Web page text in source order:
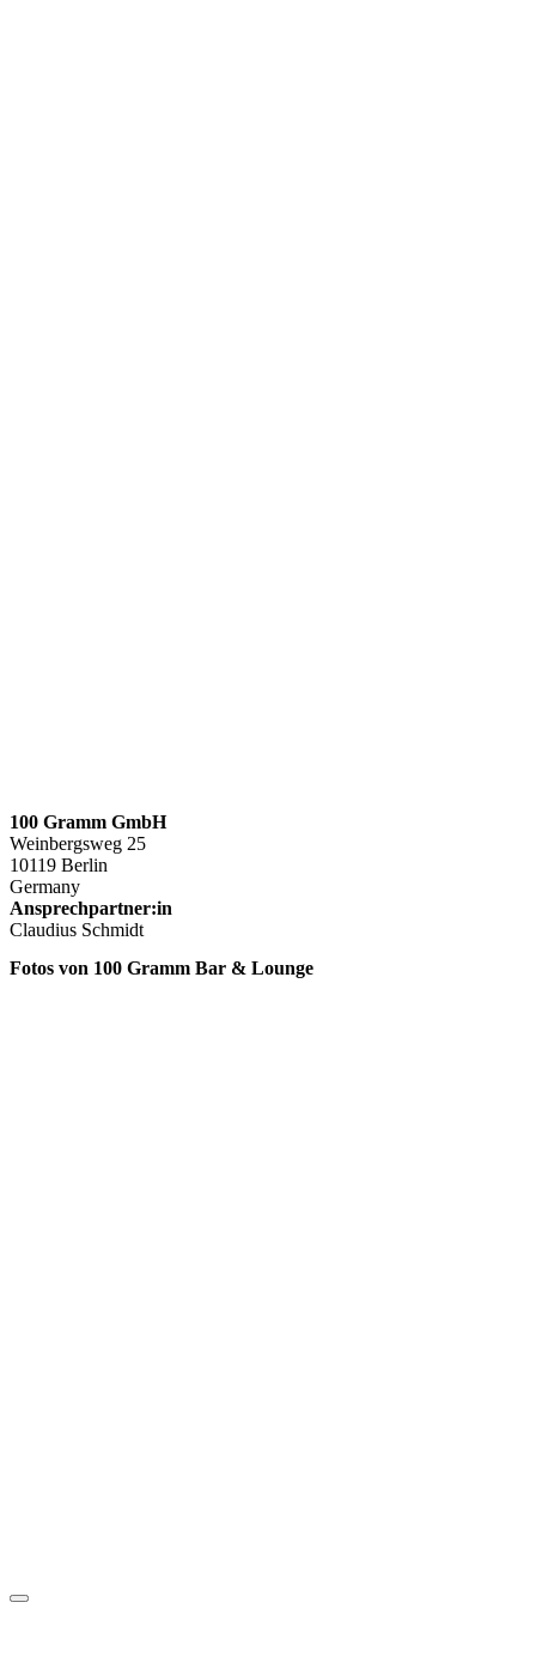
100 Gramm GmbH
Weinbergsweg 25
10119 Berlin
Germany
Ansprechpartner:in
Claudius Schmidt
Fotos von 100 Gramm Bar & Lounge